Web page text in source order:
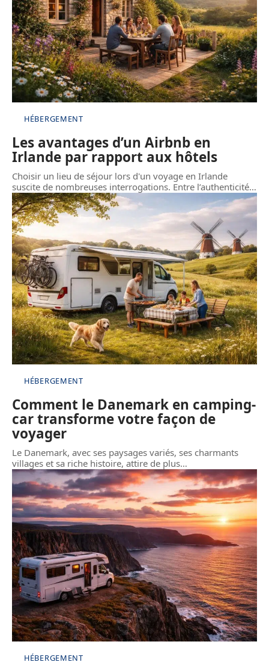
HÉBERGEMENT
Les avantages d’un Airbnb en
Irlande par rapport aux hôtels
Choisir un lieu de séjour lors d'un voyage en Irlande
suscite de nombreuses interrogations. Entre l’authenticité…
HÉBERGEMENT
Comment le Danemark en camping-
car transforme votre façon de
voyager
Le Danemark, avec ses paysages variés, ses charmants
villages et sa riche histoire, attire de plus…
HÉBERGEMENT